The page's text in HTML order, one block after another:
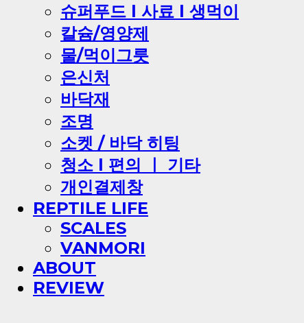
슈퍼푸드 l 사료 l 생먹이
칼슘/영양제
물/먹이그릇
은신처
바닥재
조명
소켓 / 바닥 히팅
청소 l 편의 ㅣ 기타
개인결제창
REPTILE LIFE
SCALES
VANMORI
ABOUT
REVIEW